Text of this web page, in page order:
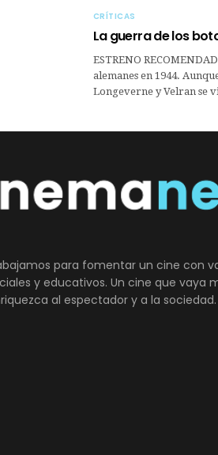
CRÍTICAS
La guerra de los
ESTRENO
alemanes en 1944.
Longeverne y Velran se
para fomentar un cine con
y educativos. Un cine que vaya
al espectador y a la sociedad.